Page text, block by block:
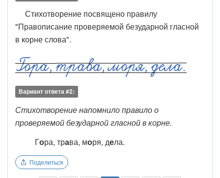
Стихотворение посвящено правилу
"Правописание проверяемой безударной гласной
в корне слова".
Вариант ответа #2:
Стихотворение напомнило правило о
проверяемой безударной гласной в корне.
Гора, трава, моря, дела.
Поделиться